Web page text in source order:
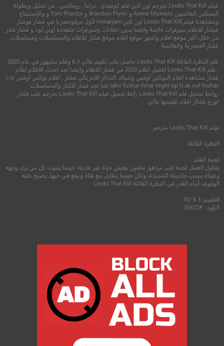
4.5
8.2
فيلم Looks That Kill مترجم اون لاين فلم كوميدي , دراما , رومانسي , من تمثيل وبطولة
الممثلين العالميين Annie Mumolo و Brandon Flynn و Tom Proctor و والإستمتاع
ومشاهدة فيلم Looks That Kill اون لاين motarjam لأول مرةوحصريا في فشار فوشار
فيشار للافلام سيرفرات خاصة وايضا بدون اعلانات وسيرفرات متعدده اوبن لود و فشار فشر
من خلال اكبر موقع افلام واشهر موقع افلام موقع فشار للافلام والمسلسلات ومسلسلات
فشار الحصرية والعالمية
فلم النظرة القاتلة Looks That Kill حاصل على تقييم عالي 6.3 وفلم مشهور في عام 2020
, فلم Looks That Kill افضل افلام 2020 من فشار للافلام وايضا تجد احدث الافلام افلام
فشار مشاهده افلام البوكس اوفس وشباك التذاكر الامريكي فشار , افلام بوكس اوفس l,ru
tahv fushar fshar htghl tgl h;ak vuf foshar كما تجد فشار للكبار والمسلسلات
روابط تحميل فلم Looks That Kill رابط تحميل فيلم Looks That Kill مترجم على فشار
اورج فشاار افلام تقييمها عالي
فيلم Looks That Kill مترجم
النظرة القاتلة
قصة الفلم :
يتناول العمل قصة فتى مراهق ملعون يعيش حياة غير عادية، حينما يموت كل من يرى وجهه
وعيناه بسبب جاذبيته الشديدة، ولكن حينما يتقابل مع فتاة ويقع في حبها، يصبح عليه
الوقوف أمام القدر في النظرة القاتلة Looks That Kill
التقييم: 6.3 /10
الكود : #33672